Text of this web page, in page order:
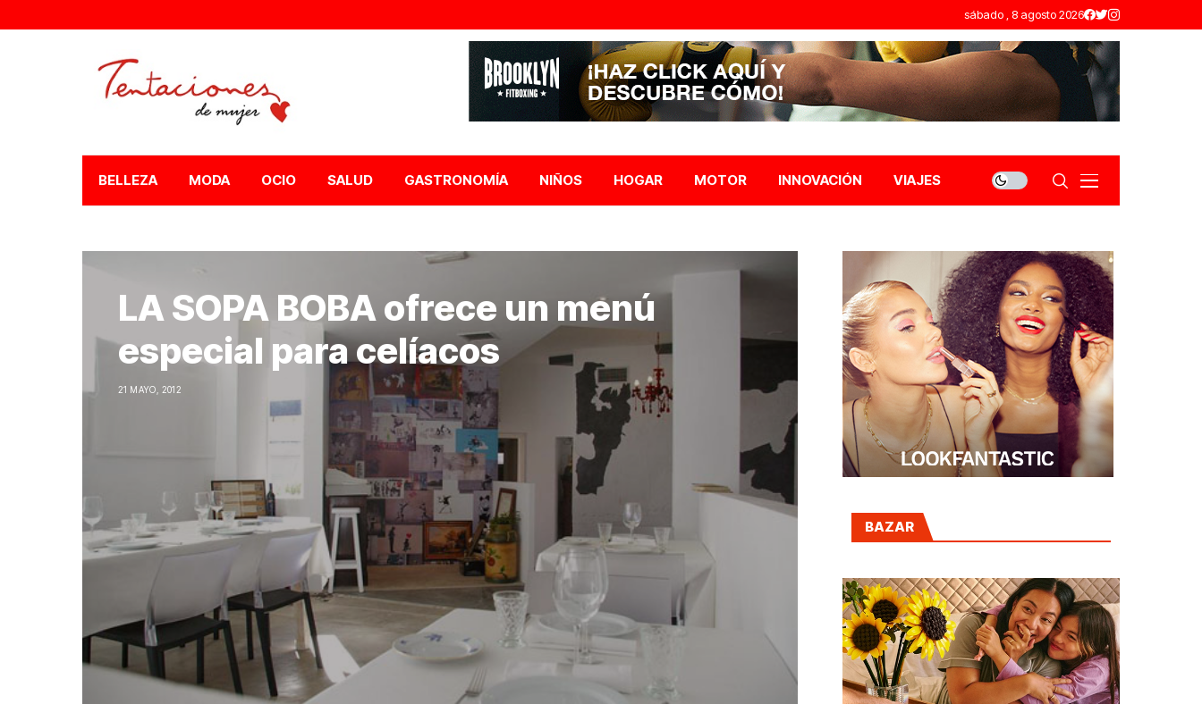
sábado , 8 agosto 2026
BELLEZA MODA OCIO SALUD GASTRONOMÍA NIÑOS HOGAR MOTOR INNOVACIÓN VIAJES
LA SOPA BOBA ofrece un menú
especial para celíacos
21 MAYO, 2012
BAZAR